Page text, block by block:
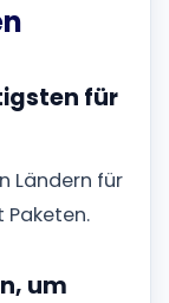
für
Ländern für
um